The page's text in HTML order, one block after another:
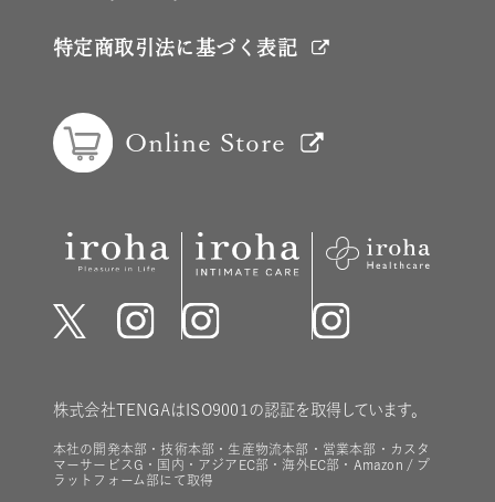
Online Store
株式会社TENGAはISO9001の認証を取得しています。
本社の開発本部・技術本部・生産物流本部・営業本部・カスタ
マーサービスG・国内・アジアEC部・海外EC部・Amazon / プ
ラットフォーム部にて取得
特定商取引法に基づく表記